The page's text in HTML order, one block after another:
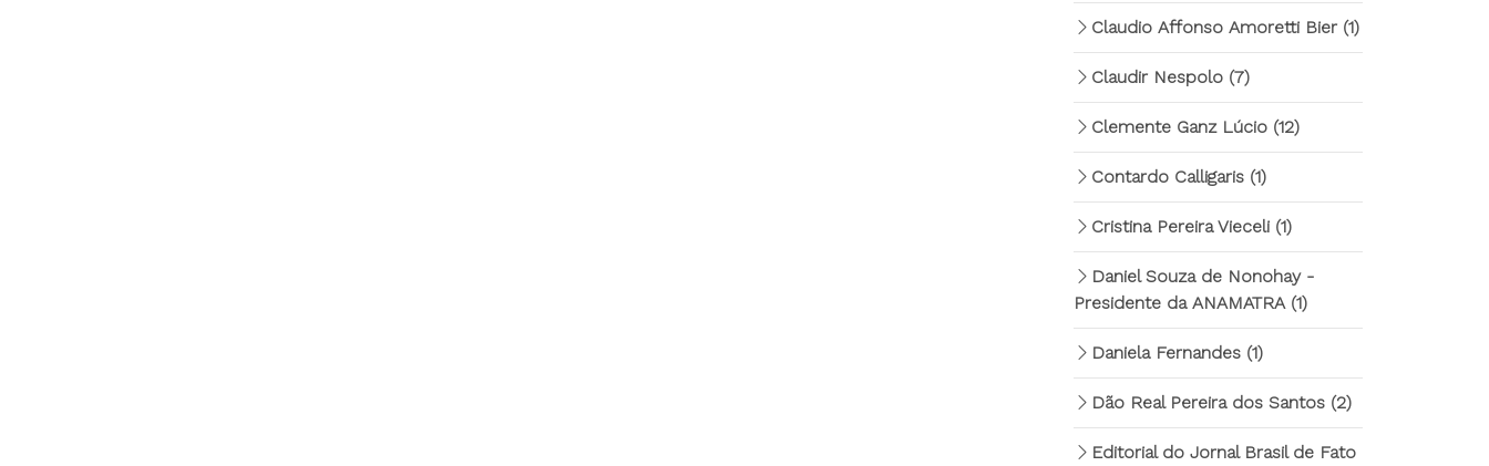
Claudio Affonso Amoretti Bier (1)
Claudir Nespolo (7)
Clemente Ganz Lúcio (12)
Contardo Calligaris (1)
Cristina Pereira Vieceli (1)
Daniel Souza de Nonohay -
Presidente da ANAMATRA (1)
Daniela Fernandes (1)
Dão Real Pereira dos Santos (2)
Editorial do Jornal Brasil de Fato